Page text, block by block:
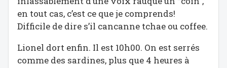
en tout cas, c’est ce que je comprends!
Difficile de dire s’il cancanne tchae ou coffee.
Lionel dort enfin. Il est 10h00. On est serrés
comme des sardines, plus que 4 heures à